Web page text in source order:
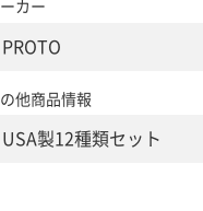
カー
PROTO
他商品情報
USA製12種類セット